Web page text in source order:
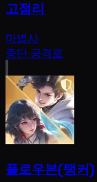
고점리
마법사
중단 공격로
플로우본(탱커)